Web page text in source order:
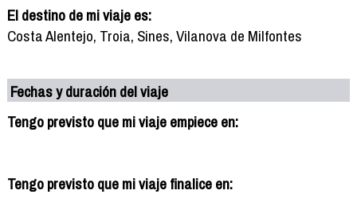
El destino de mi viaje es:
Costa Alentejo, Troia, Sines, Vilanova de Milfontes
Fechas y duración del viaje
Tengo previsto que mi viaje empiece en:
Tengo previsto que mi viaje finalice en: